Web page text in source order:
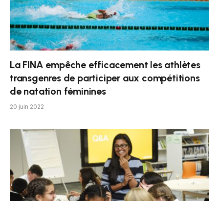
La FINA empêche efficacement les athlètes
transgenres de participer aux compétitions
de natation féminines
20 juin 2022